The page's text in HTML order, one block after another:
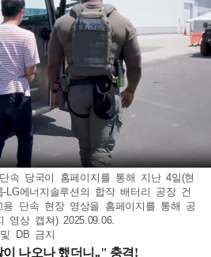
속 당국이 홈페이지를 통해 지난 4일(현
LG에너지솔루션의 합작 배터리 공장 건
용 단속 현장 영상을 홈페이지를 통해 공
영상 캡쳐) 2025.09.06.
DB 금지